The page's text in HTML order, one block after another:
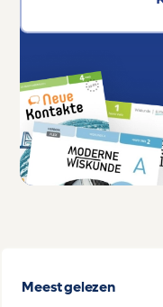
Meest gelezen